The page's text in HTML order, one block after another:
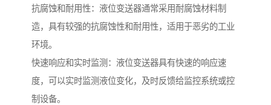
抗腐蚀和耐用性：液位变送器通常采用耐腐蚀材料制
造，具有较强的抗腐蚀性和耐用性，适用于恶劣的工业
环境。
快速响应和实时监测：液位变送器具有快速的响应速
度，可以实时监测液位变化，及时反馈给监控系统或控
制设备。